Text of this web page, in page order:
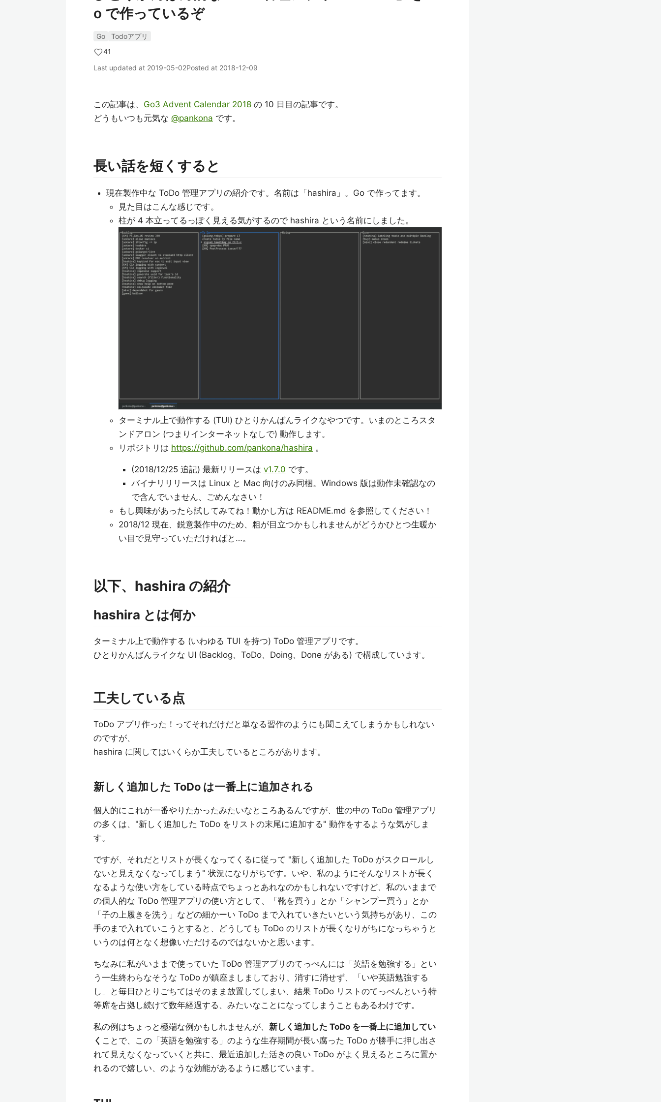
o で作っているぞ
Go
Todoアプリ
41
Last updated at 2019-05-02Posted at 2018-12-09
この記事は、 Go3 Advent Calendar 2018 の 10 日目の記事です。
どうもいつも元気な @pankona です。
長い話を短くすると
現在製作中な ToDo 管理アプリの紹介です。名前は「hashira」。Go で作ってます。
見た目はこんな感じです。
柱が 4 本立ってるっぽく見える気がするので hashira という名前にしました。
ターミナル上で動作する (TUI) ひとりかんばんライクなやつです。いまのところスタ
ンドアロン (つまりインターネットなしで) 動作します。
リポジトリは https://github.com/pankona/hashira 。
(2018/12/25 追記) 最新リリースは v1.7.0 です。
バイナリリリースは Linux と Mac 向けのみ同梱。Windows 版は動作未確認なの
で含んでいません、ごめんなさい！
もし興味があったら試してみてね！動かし方は README.md を参照してください！
2018/12 現在、鋭意製作中のため、粗が目立つかもしれませんがどうかひとつ生暖か
い目で見守っていただければと…。
以下、hashira の紹介
hashira とは何か
ターミナル上で動作する (いわゆる TUI を持つ) ToDo 管理アプリです。
ひとりかんばんライクな UI (Backlog、ToDo、Doing、Done がある) で構成しています。
工夫している点
ToDo アプリ作った！ってそれだけだと単なる習作のようにも聞こえてしまうかもしれない
のですが、
hashira に関してはいくらか工夫しているところがあります。
新しく追加した ToDo は一番上に追加される
個人的にこれが一番やりたかったみたいなところあるんですが、世の中の ToDo 管理アプリ
の多くは、"新しく追加した ToDo をリストの末尾に追加する" 動作をするような気がしま
す。
ですが、それだとリストが長くなってくるに従って "新しく追加した ToDo がスクロールし
ないと見えなくなってしまう" 状況になりがちです。いや、私のようにそんなリストが長く
なるような使い方をしている時点でちょっとあれなのかもしれないですけど、私のいままで
の個人的な ToDo 管理アプリの使い方として、「靴を買う」とか「シャンプー買う」とか
「子の上履きを洗う」などの細かーい ToDo まで入れていきたいという気持ちがあり、この
手のまで入れていこうとすると、どうしても ToDo のリストが長くなりがちになっちゃうと
いうのは何となく想像いただけるのではないかと思います。
ちなみに私がいままで使っていた ToDo 管理アプリのてっぺんには「英語を勉強する」とい
う一生終わらなそうな ToDo が鎮座ましましており、消すに消せず、「いや英語勉強する
し」と毎日ひとりごちてはそのまま放置してしまい、結果 ToDo リストのてっぺんという特
等席を占拠し続けて数年経過する、みたいなことになってしまうこともあるわけです。
私の例はちょっと極端な例かもしれませんが、 新しく追加した ToDo を一番上に追加してい
く ことで、この「英語を勉強する」のような生存期間が長い腐った ToDo が勝手に押し出さ
れて見えなくなっていくと共に、最近追加した活きの良い ToDo がよく見えるところに置か
れるので嬉しい、のような効能があるように感じています。